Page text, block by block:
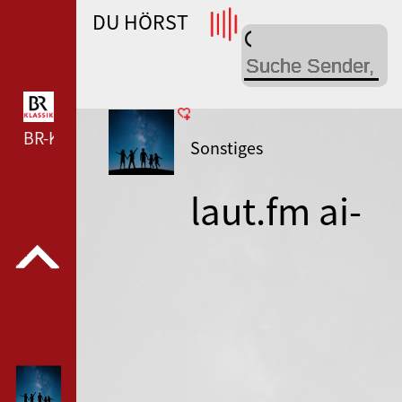
WDR 4 --- WDR 4 ---
BR-KLASSIK --- BR-KLASSIK ---
DU HÖRST
Sonstiges
laut.fm ai-